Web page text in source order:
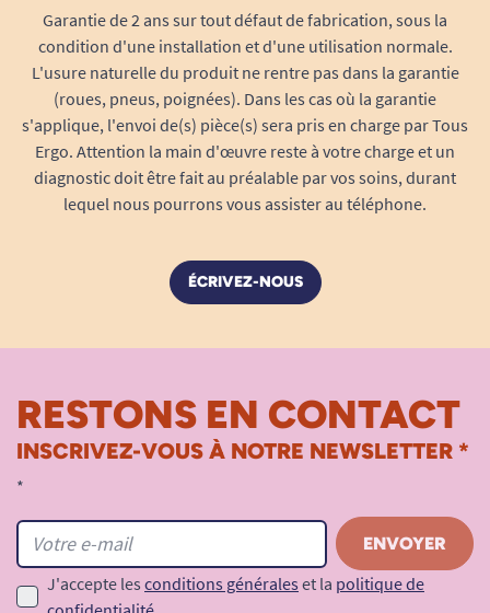
Garantie de 2 ans sur tout défaut de fabrication, sous la
condition d'une installation et d'une utilisation normale.
L'usure naturelle du produit ne rentre pas dans la garantie
(roues, pneus, poignées). Dans les cas où la garantie
s'applique, l'envoi de(s) pièce(s) sera pris en charge par Tous
Ergo. Attention la main d'œuvre reste à votre charge et un
diagnostic doit être fait au préalable par vos soins, durant
lequel nous pourrons vous assister au téléphone.
ÉCRIVEZ-NOUS
RESTONS EN CONTACT
INSCRIVEZ-VOUS À NOTRE NEWSLETTER *
*
J'accepte les conditions générales et la politique de